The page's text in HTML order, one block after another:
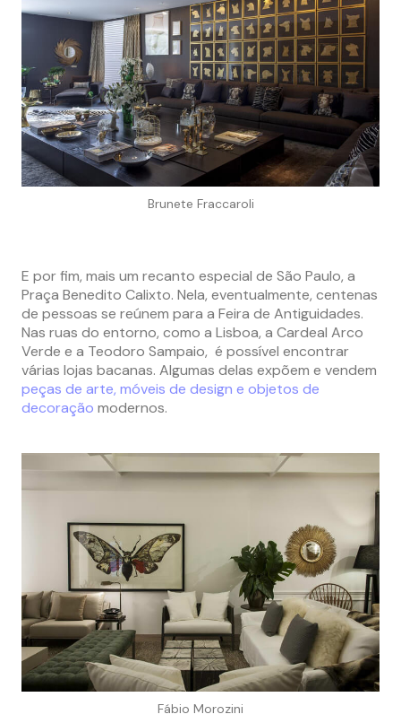
Brunete Fraccaroli
E por fim, mais um recanto especial de São Paulo, a
Praça Benedito Calixto. Nela, eventualmente, centenas
de pessoas se reúnem para a Feira de Antiguidades.
Nas ruas do entorno, como a Lisboa, a Cardeal Arco
Verde e a Teodoro Sampaio, é possível encontrar
várias lojas bacanas. Algumas delas expõem e vendem
peças de arte, móveis de design e objetos de
decoração modernos.
Fábio Morozini